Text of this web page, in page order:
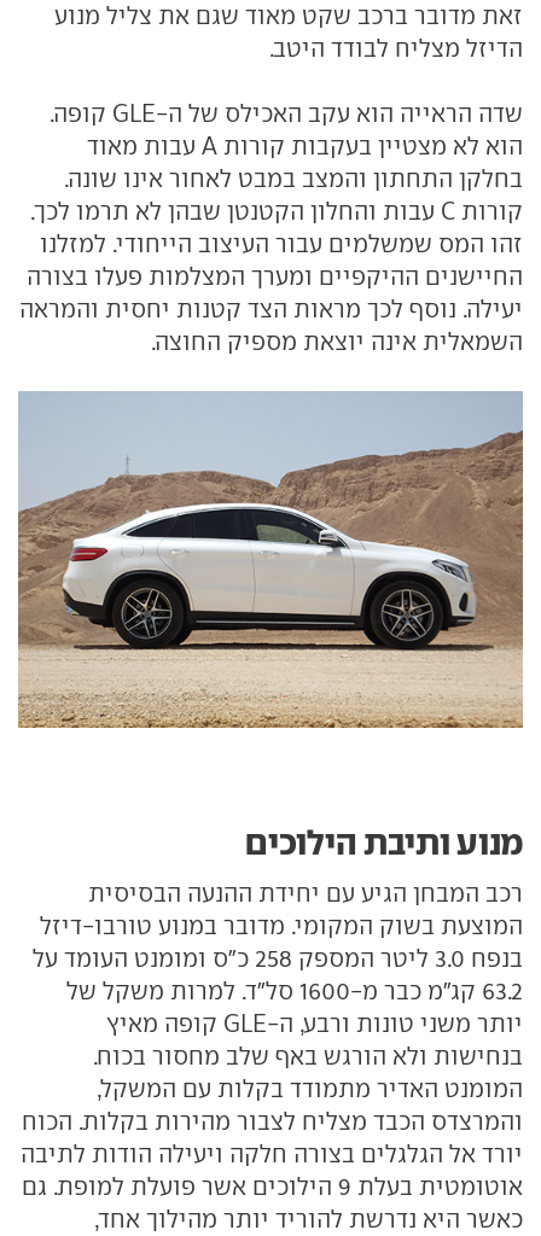
זאת מדובר ברכב שקט מאוד שגם את צליל מנוע
הדיזל מצליח לבודד היטב.
שדה הראייה הוא עקב האכילס של ה-GLE קופה.
הוא לא מצטיין בעקבות קורות A עבות מאוד
בחלקן התחתון והמצב במבט לאחור אינו שונה.
קורות C עבות והחלון הקטנטן שבהן לא תרמו לכך.
זהו המס שמשלמים עבור העיצוב הייחודי. למזלנו
החיישנים ההיקפיים ומערך המצלמות פעלו בצורה
יעילה. נוסף לכך מראות הצד קטנות יחסית והמראה
השמאלית אינה יוצאת מספיק החוצה.
מנוע ותיבת הילוכים
רכב המבחן הגיע עם יחידת ההנעה הבסיסית
המוצעת בשוק המקומי. מדובר במנוע טורבו-דיזל
בנפח 3.0 ליטר המספק 258 כ"ס ומומנט העומד על
63.2 קג"מ כבר מ-1600 סל"ד. למרות משקל של
יותר משני טונות ורבע, ה-GLE קופה מאיץ
בנחישות ולא הורגש באף שלב מחסור בכוח.
המומנט האדיר מתמודד בקלות עם המשקל,
והמרצדס הכבד מצליח לצבור מהירות בקלות. הכוח
יורד אל הגלגלים בצורה חלקה ויעילה הודות לתיבה
אוטומטית בעלת 9 הילוכים אשר פועלת למופת. גם
כאשר היא נדרשת להוריד יותר מהילוך אחד,